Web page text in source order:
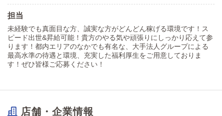
担当
未経験でも真面目な方、誠実な方がどんどん稼げる環境です！ス
ピード出世&昇給可能！貴方のやる気や頑張りにしっかり応えて参
ります！都内エリアのなかでも有名な、大手法人グループによる
最高水準の待遇と環境、充実した福利厚生をご用意しておりま
す！ぜひ皆様ご応募ください！
店舗・企業情報